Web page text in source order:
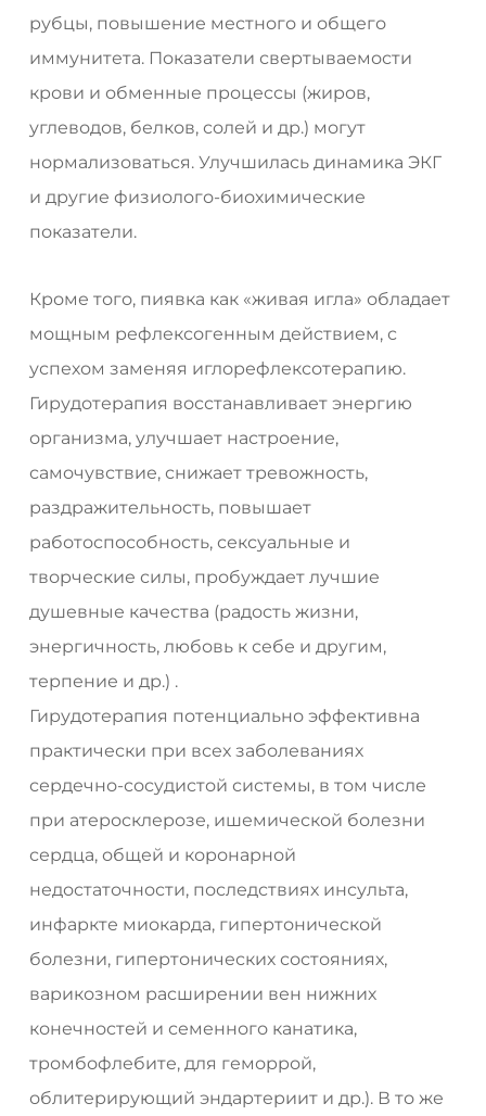
рубцы, повышение местного и общего
иммунитета. Показатели свертываемости
крови и обменные процессы (жиров,
углеводов, белков, солей и др.) могут
нормализоваться. Улучшилась динамика ЭКГ
и другие физиолого-биохимические
показатели.
Кроме того, пиявка как «живая игла» обладает
мощным рефлексогенным действием, с
успехом заменяя иглорефлексотерапию.
Гирудотерапия восстанавливает энергию
организма, улучшает настроение,
самочувствие, снижает тревожность,
раздражительность, повышает
работоспособность, сексуальные и
творческие силы, пробуждает лучшие
душевные качества (радость жизни,
энергичность, любовь к себе и другим,
терпение и др.) .
Гирудотерапия потенциально эффективна
практически при всех заболеваниях
сердечно-сосудистой системы, в том числе
при атеросклерозе, ишемической болезни
сердца, общей и коронарной
недостаточности, последствиях инсульта,
инфаркте миокарда, гипертонической
болезни, гипертонических состояниях,
варикозном расширении вен нижних
конечностей и семенного канатика,
тромбофлебите, для геморрой,
облитерирующий эндартериит и др.). В то же